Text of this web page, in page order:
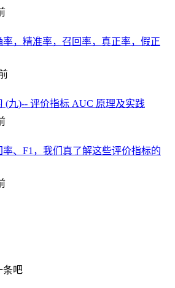
，精准率，召回率，真正率，假正
(九)-- 评价指标 AUC 原理及实践
、F1，我们真了解这些评价指标的
条吧